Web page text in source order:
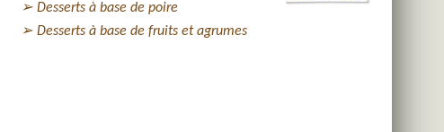
Desserts à base de poire
Desserts à base de fruits et agrumes